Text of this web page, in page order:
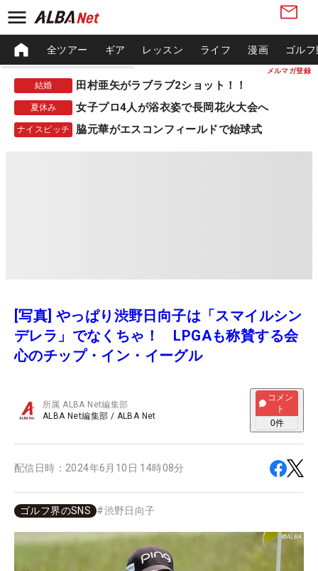
メルマガ登録
全ツアー ギア レッスン ライフ 漫画 ゴル
結婚 田村亜矢がラブラブ2ショット！！
夏休み 女子プロ4人が浴衣姿で長岡花火大会へ
ナイスピッチ 脇元華がエスコンフィールドで始球式
[写真] やっぱり渋野日向子は「スマイルシン
デレラ」でなくちゃ！ LPGAも称賛する会
心のチップ・イン・イーグル
所属ALBA Net編集部
ALBA Net編集部 / ALBA Net
コメン
ト
0件
配信日時： 2024年6月10日 14時08分
ゴルフ界のSNS #渋野日向子